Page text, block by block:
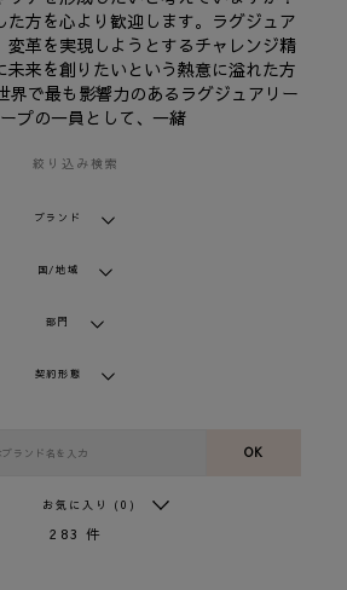
FINANCE
採用情報
た方を心より歓迎します。ラグジュア
変革を実現しようとするチャレンジ精
未来を創りたいという熱意に溢れた方
界で最も影響力のあるラグジュアリー
プの一員として、一緒
絞り込み検索
ブランド
国/地域
部門
契約形態
OK
お気に入り (0)
283 件